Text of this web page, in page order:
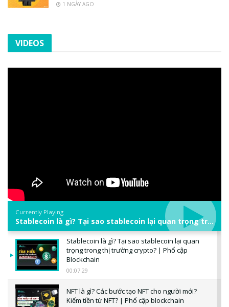
1 NGÀY AGO
VIDEOS
Currently Playing
Stablecoin là gì? Tại sao stablecoin lại quan trọng trong thị trường crypto? | Phổ cập Blockchain
Stablecoin là gì? Tại sao stablecoin lại quan
trọng trong thị trường crypto? | Phổ cập
Blockchain
00:07:29
NFT là gì? Các bước tạo NFT cho người mới?
Kiếm tiền từ NFT? | Phổ cập blockchain